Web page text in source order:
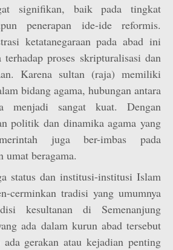
signifikan, baik pada tingkat
penerapan ide-ide reformis.
ketatanegaraan pada abad ini
terhadap proses skripturalisasi dan
Karena sultan (raja) memiliki
bidang agama, hubungan antara
menjadi sangat kuat. Dengan
politik dan dinamika agama yang
juga ber-imbas pada
umat beragama.
status dan institusi-institusi Islam
cerminkan tradisi yang umumnya
kesultanan di Semenanjung
ada dalam kurun abad tersebut
gerakan atau kejadian penting